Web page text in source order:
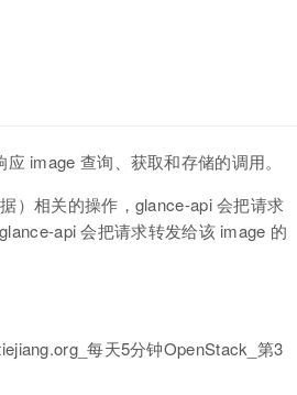
image 查询、获取和存储的调用。
）相关的操作，glance-api 会把请求
api 会把请求转发给该 image 的